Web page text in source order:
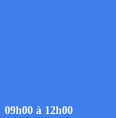
09h00 à 12h00